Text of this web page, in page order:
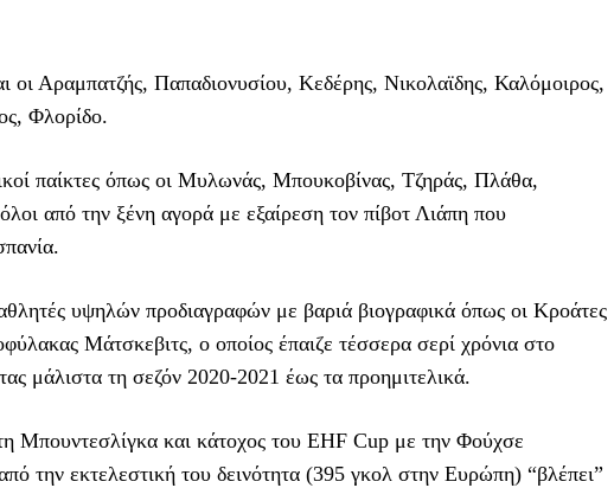
οι Αραμπατζής, Παπαδιονυσίου, Κεδέρης, Νικολαϊδης, Καλόμοιρος,
Φλορίδο.
παίκτες όπως οι Μυλωνάς, Μπουκοβίνας, Τζηράς, Πλάθα,
από την ξένη αγορά με εξαίρεση τον πίβοτ Λιάπη που
υψηλών προδιαγραφών με βαριά βιογραφικά όπως οι Κροάτες
Μάτσκεβιτς, ο οποίος έπαιζε τέσσερα σερί χρόνια στο
μάλιστα τη σεζόν 2020-2021 έως τα προημιτελικά.
Μπουντεσλίγκα και κάτοχος του ΕΗF Cup με την Φούχσε
την εκτελεστική του δεινότητα (395 γκολ στην Ευρώπη) “βλέπει”